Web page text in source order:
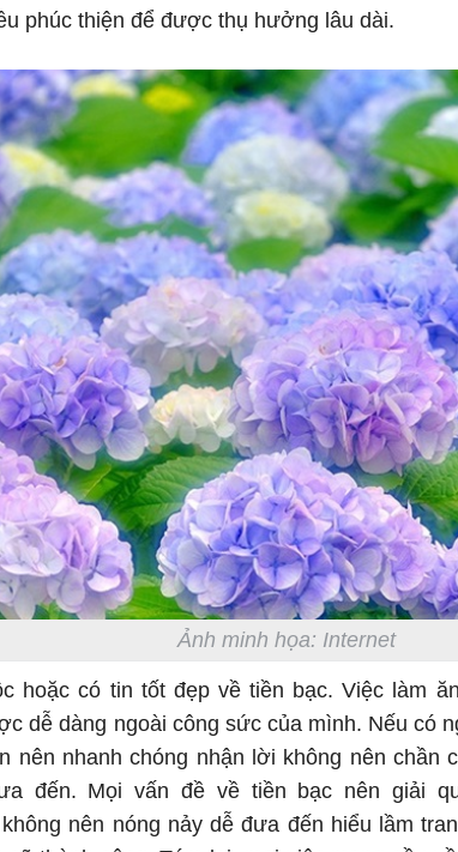
phúc thiện để được thụ hưởng lâu dài.
Ảnh minh họa: Internet
hoặc có tin tốt đẹp về tiền bạc. Việc làm
dễ dàng ngoài công sức của mình. Nếu có
nên nhanh chóng nhận lời không nên chần
đến. Mọi vấn đề về tiền bạc nên giải
nên nóng nảy dễ đưa đến hiểu lầm